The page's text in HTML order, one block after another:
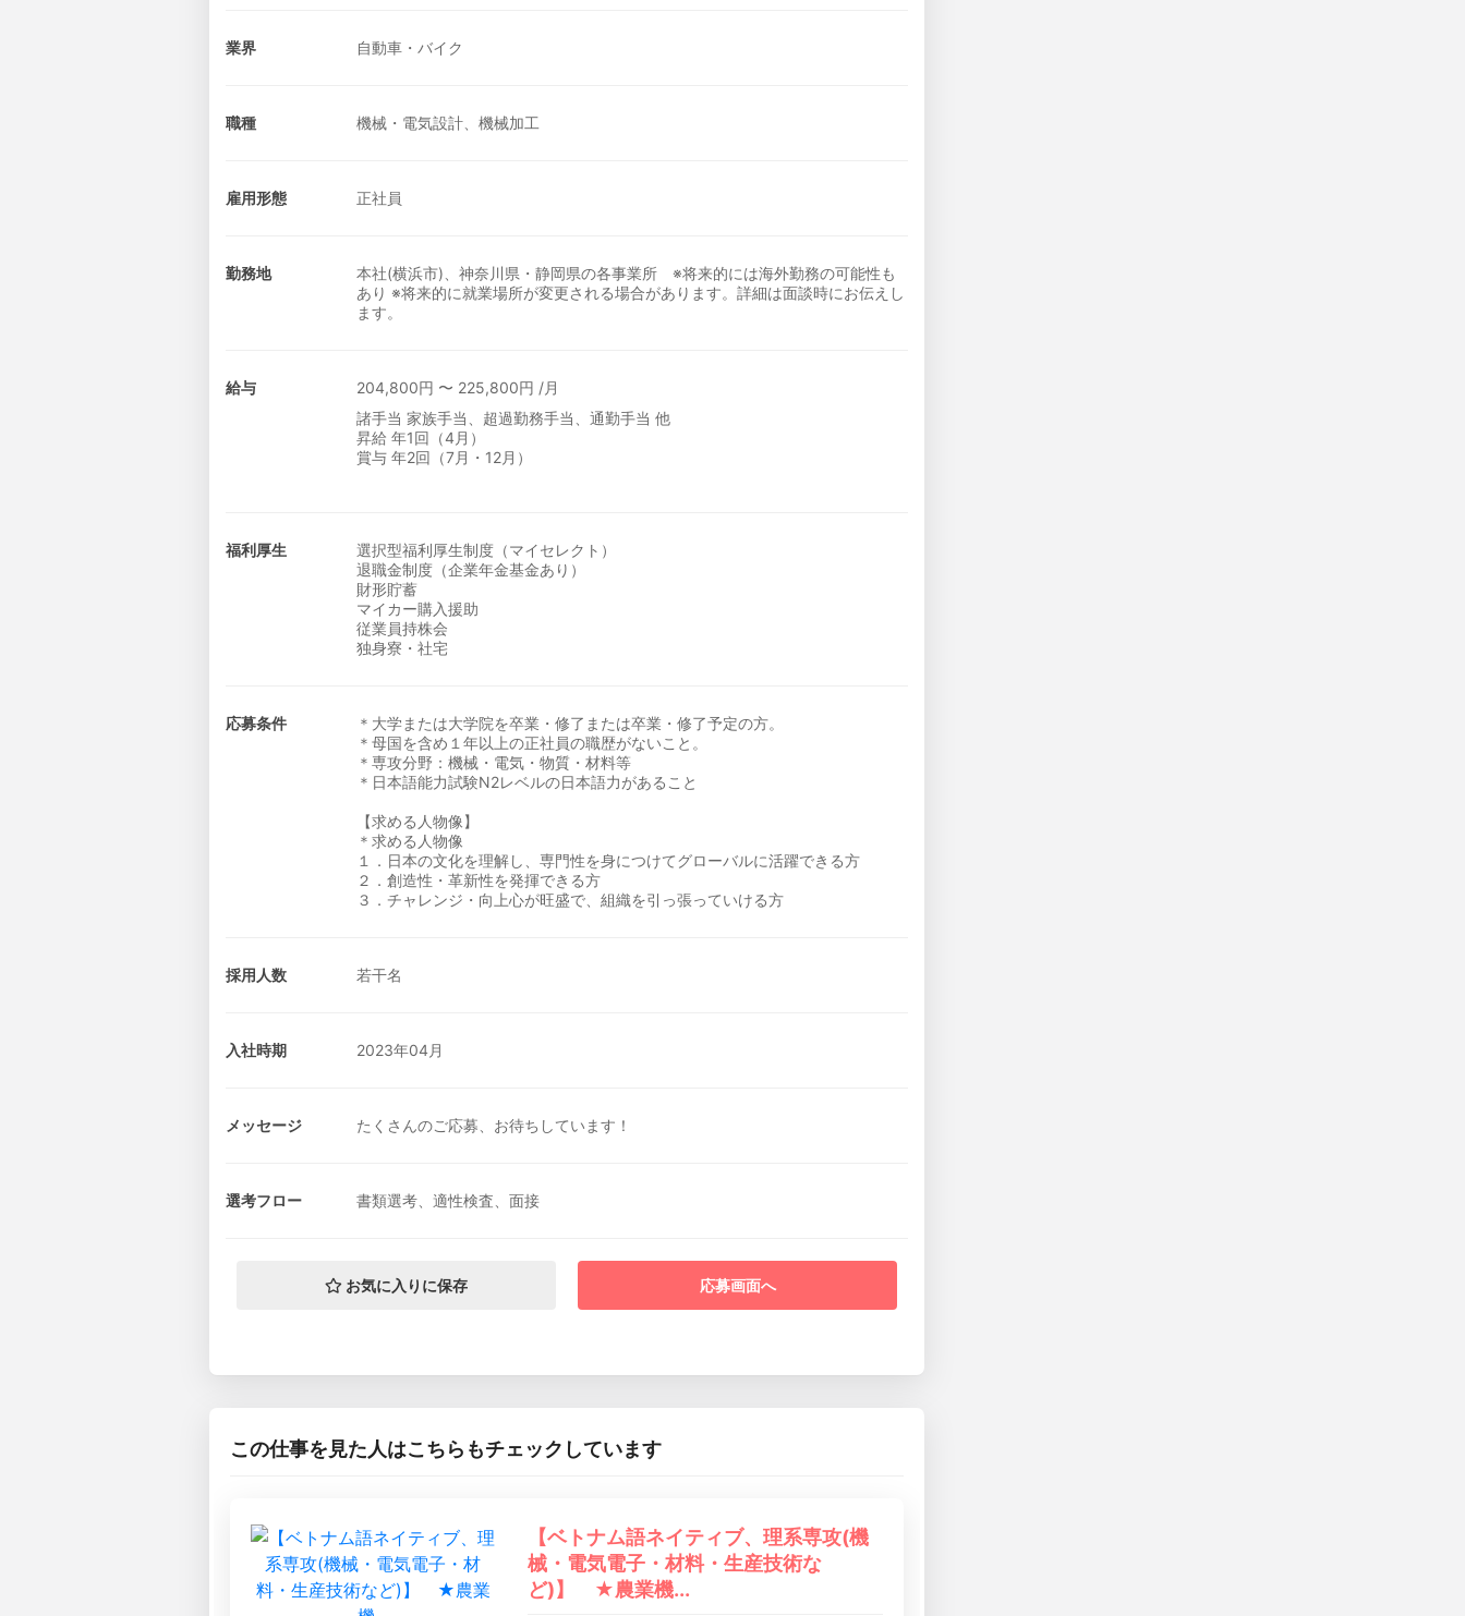
業界 自動車・バイク
職種 機械・電気設計、機械加工
雇用形態 正社員
勤務地
本社(横浜市)、神奈川県・静岡県の各事業所 ※将来的には海外勤務の可能性も
あり ※将来的に就業場所が変更される場合があります。詳細は面談時にお伝えし
ます。
給与
204,800円 〜 225,800円 /月
諸手当 家族手当、超過勤務手当、通勤手当 他
昇給 年1回（4月）
賞与 年2回（7月・12月）
福利厚生
選択型福利厚生制度（マイセレクト）
退職金制度（企業年金基金あり）
財形貯蓄
マイカー購入援助
従業員持株会
独身寮・社宅
応募条件
＊大学または大学院を卒業・修了または卒業・修了予定の方。
＊母国を含め１年以上の正社員の職歴がないこと。
＊専攻分野：機械・電気・物質・材料等
＊日本語能力試験N2レベルの日本語力があること
【求める人物像】
＊求める人物像
１．日本の文化を理解し、専門性を身につけてグローバルに活躍できる方
２．創造性・革新性を発揮できる方
３．チャレンジ・向上心が旺盛で、組織を引っ張っていける方
採用人数 若干名
入社時期 2023年04月
メッセージ たくさんのご応募、お待ちしています！
選考フロー 書類選考、適性検査、面接
お気に入りに保存 応募画面へ
この仕事を見た人はこちらもチェックしています
【ベトナム語ネイティブ、理系専攻(機
械・電気電子・材料・生産技術な
ど)】 ★農業機...